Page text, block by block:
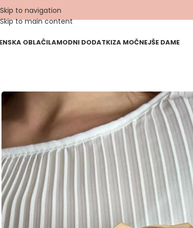
Skip to navigation
Skip to main content
OBLAČILAMODNI DODATKIZA MOČNEJŠE DAME